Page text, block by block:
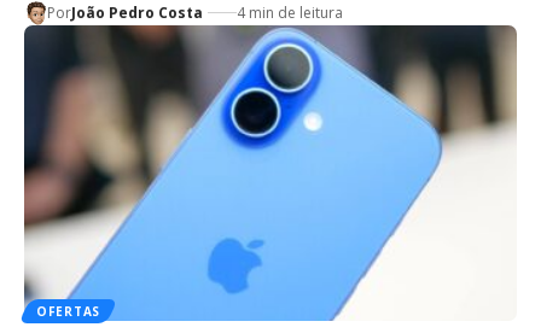
PorJoão Pedro Costa 4 min de leitura
OFERTAS